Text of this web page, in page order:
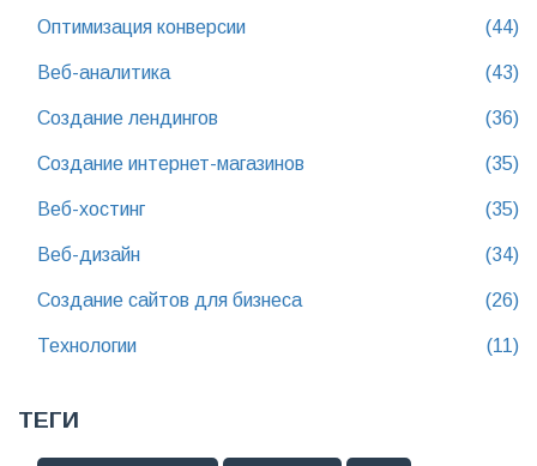
Оптимизация конверсии (44)
Веб-аналитика (43)
Создание лендингов (36)
Создание интернет-магазинов (35)
Веб-хостинг (35)
Веб-дизайн (34)
Создание сайтов для бизнеса (26)
Технологии (11)
ТЕГИ